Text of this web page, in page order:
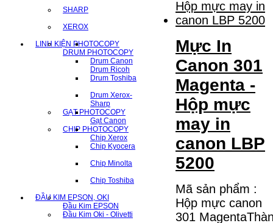
SHARP
XEROX
LINH KIỆN PHOTOCOPY
DRUM PHOTOCOPY
Drum Canon
Drum Ricoh
Drum Toshiba
Drum Xerox-
Sharp
GẠT PHOTOCOPY
Gạt Canon
CHIP PHOTOCOPY
Chip Xerox
Chip Kyocera
Chip Minolta
Chip Toshiba
ĐẦU KIM EPSON, OKI
Đầu Kim EPSON
Đầu Kim Oki - Olivetti
Mực In
Canon 301
Magenta -
Hộp mực
may in
canon LBP
5200
Mã sản phẩm :
Hộp mực canon
301